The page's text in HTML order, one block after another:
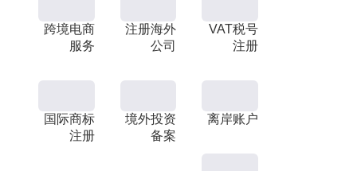
跨境电商
服务
注册海外
公司
VAT税号
注册
国际商标
注册
境外投资
备案
离岸账户